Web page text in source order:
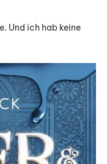
Und ich hab keine